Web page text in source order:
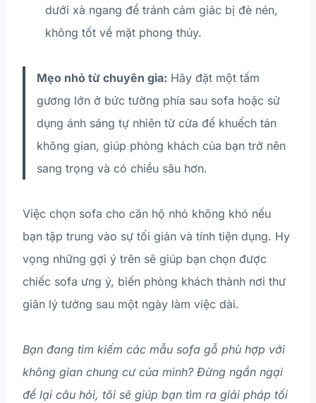
dưới xà ngang để tránh cảm giác bị đè nén,
không tốt về mặt phong thủy.
Mẹo nhỏ từ chuyên gia: Hãy đặt một tấm
gương lớn ở bức tường phía sau sofa hoặc sử
dụng ánh sáng tự nhiên từ cửa để khuếch tán
không gian, giúp phòng khách của bạn trở nên
sang trọng và có chiều sâu hơn.
Việc chọn sofa cho căn hộ nhỏ không khó nếu
bạn tập trung vào sự tối giản và tính tiện dụng. Hy
vọng những gợi ý trên sẽ giúp bạn chọn được
chiếc sofa ưng ý, biến phòng khách thành nơi thư
giãn lý tưởng sau một ngày làm việc dài.
Bạn đang tìm kiếm các mẫu sofa gỗ phù hợp với
không gian chung cư của mình? Đừng ngần ngại
để lại câu hỏi, tôi sẽ giúp bạn tìm ra giải pháp tối